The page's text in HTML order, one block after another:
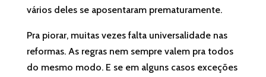
vários deles se aposentaram prematuramente.
Pra piorar, muitas vezes falta universalidade nas
reformas. As regras nem sempre valem pra todos
do mesmo modo. E se em alguns casos exceções